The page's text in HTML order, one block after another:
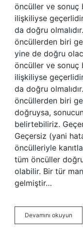
öncüller ve
ilişkiliyse
da doğru
öncüllerden biri
yine de doğru
öncüller ve
ilişkiliyse
da doğru
öncüllerden biri
doğruysa,
belirtebiliriz.
Geçersiz (yani
öncülleriyle
tüm öncüller
olabilir. Bir tür
gelmiştir…
Devamını okuyun